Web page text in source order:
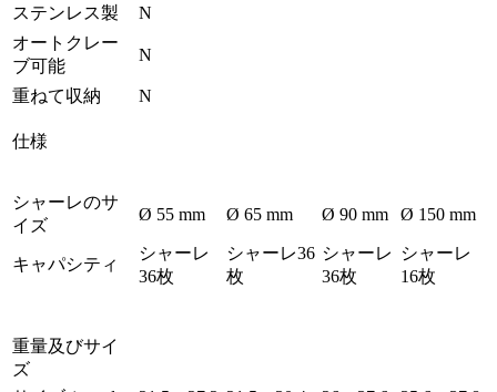
ステンレス製
N
オートクレー
ブ可能
N
重ねて収納 N
仕様
シャーレのサ
イズ
Ø 55 mm Ø 65 mm Ø 90 mm Ø 150 mm
キャパシティ
シャーレ
36枚
シャーレ36
枚
シャーレ
36枚
シャーレ
16枚
重量及びサイ
ズ